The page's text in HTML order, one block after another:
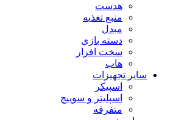
هدست
منبع تغذیه
مبدل
دسته بازی
سخت افزار
هاب
سایر تجهیزات
اسپیکر
اسپلیتر و سوییچ
متفرقه